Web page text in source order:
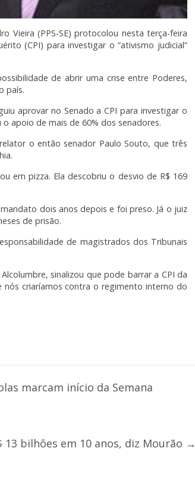
Vieira (PPS-SE) protocolou nesta terça-feira
(CPI) para investigar o “ativismo judicial”
de abrir uma crise entre Poderes,
país.
aprovar no Senado a CPI para investigar o
apoio de mais de 60% dos senadores.
o então senador Paulo Souto, que três
em pizza. Ela descobriu o desvio de R$ 169
dois anos depois e foi preso. Já o juiz
de prisão.
de magistrados dos Tribunais
sinalizou que pode barrar a CPI da
nós criaríamos contra o regimento interno do
marcam início da Semana
bilhões em 10 anos, diz Mourão →